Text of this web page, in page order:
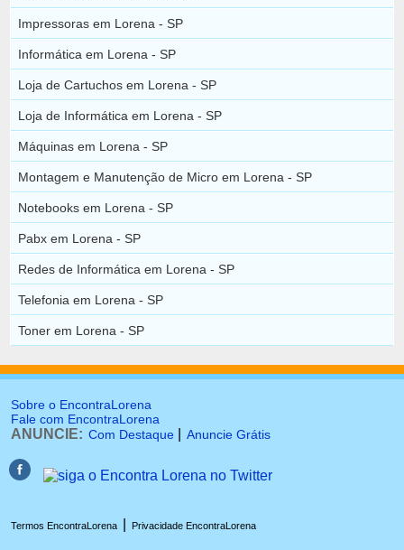
Impressoras em Lorena - SP
Informática em Lorena - SP
Loja de Cartuchos em Lorena - SP
Loja de Informática em Lorena - SP
Máquinas em Lorena - SP
Montagem e Manutenção de Micro em Lorena - SP
Notebooks em Lorena - SP
Pabx em Lorena - SP
Redes de Informática em Lorena - SP
Telefonia em Lorena - SP
Toner em Lorena - SP
Sobre o EncontraLorena
Fale com EncontraLorena
ANUNCIE: Com Destaque Anuncie Grátis
Termos EncontraLorena Privacidade EncontraLorena